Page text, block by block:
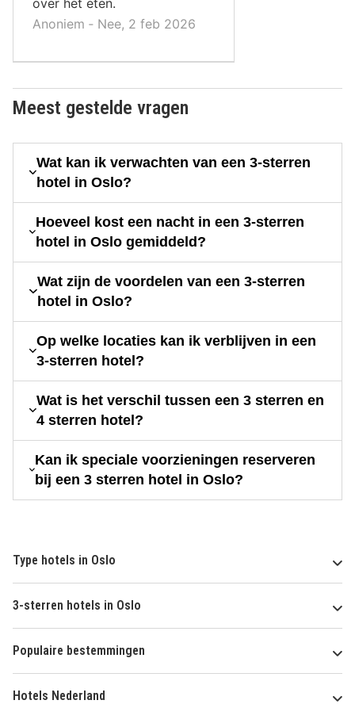
Anoniem ‐ Nee, 2 feb 2026
Meest gestelde vragen
Wat kan ik verwachten van een 3-sterren
hotel in Oslo?
Hoeveel kost een nacht in een 3-sterren
hotel in Oslo gemiddeld?
Wat zijn de voordelen van een 3-sterren
hotel in Oslo?
Op welke locaties kan ik verblijven in een
3-sterren hotel?
Wat is het verschil tussen een 3 sterren en
4 sterren hotel?
Kan ik speciale voorzieningen reserveren
bij een 3 sterren hotel in Oslo?
Type hotels in Oslo
3-sterren hotels in Oslo
Populaire bestemmingen
Hotels Nederland